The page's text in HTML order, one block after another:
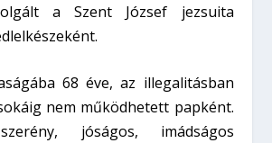
a Szent József jezsuita
68 éve, az illegalitásban
nem működhetett papként.
jóságos, imádságos